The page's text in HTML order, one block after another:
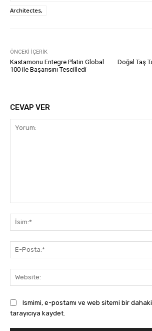
Architectes,
ÖNCEKI İÇERIK
Kastamonu Entegre Platin Global
100 ile Başarısını Tescilledi
Doğal Taş
CEVAP VER
Ismimi, e-postamı ve web sitemi bir
tarayıcıya kaydet.